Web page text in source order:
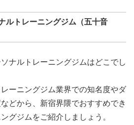
ルトレーニングジム（五十音
ナルトレーニングジムはどこでし
ーニングジム業界での知名度やダ
どから、新宿界隈でおすすめでき
グジムをご紹介しましょう。